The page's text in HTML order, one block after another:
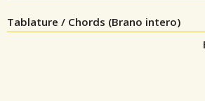
Tablature / Chords (Brano intero)